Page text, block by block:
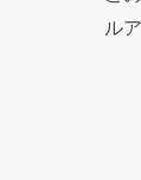
ル